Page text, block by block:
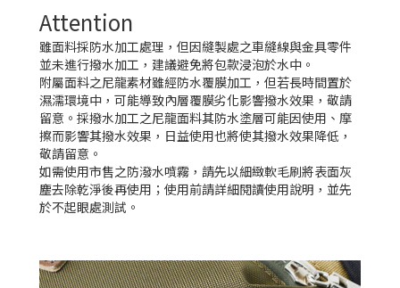
Attention
雖面料採防水加工處理，但因縫製處之車縫線與金具零件
並未進行撥水加工，建議避免將包款浸泡於水中。
附屬面料之尼龍素材雖經防水覆膜加工，但若長時間置於
濕濡環境中，可能導致內層覆膜劣化影響撥水效果，敬請
留意。採撥水加工之尼龍面料其防水塗層可能因使用、摩
擦而影響其撥水效果，日益使用也將使其撥水效果降低，
敬請留意。
如需使用市售之防潑水噴霧，請先以細緻軟毛刷將表面灰
塵去除乾淨後再使用；使用前請詳細閱讀使用說明，並先
於不起眼處測試。